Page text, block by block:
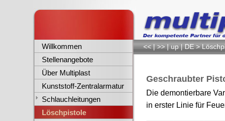
Willkommen
Stellenangebote
Über Multiplast
Kunststoff-Zentralarmatur
Schlauchleitungen
Löschpistole
<<|>>|up|DE>
Geschraubter
Die demontierbare
in erster Linie für